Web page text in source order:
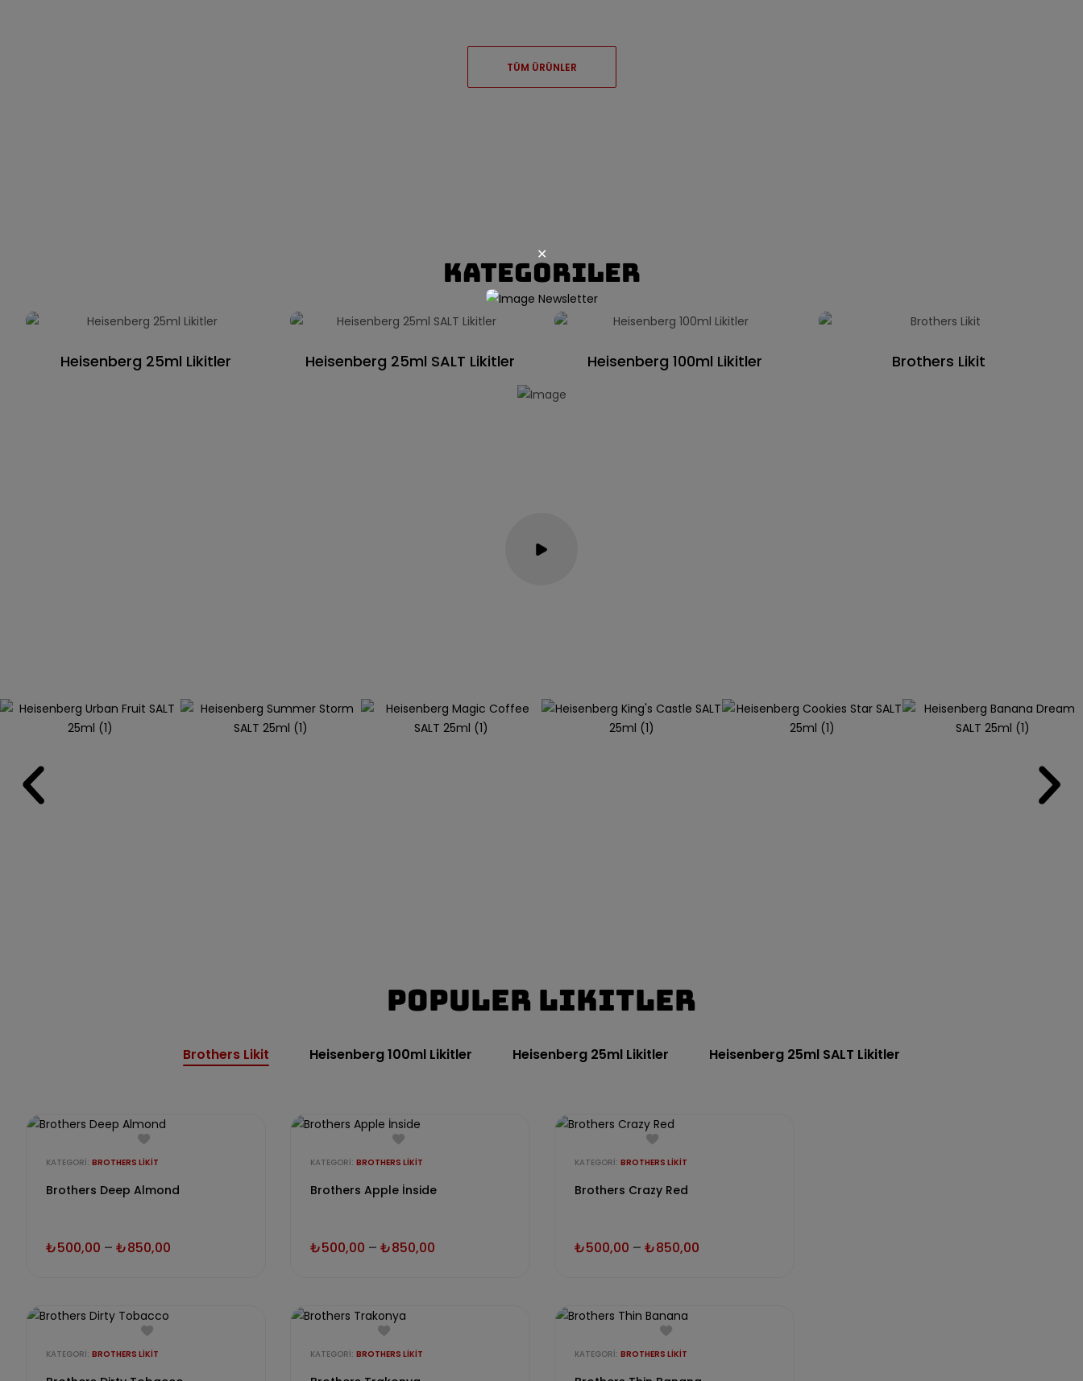
TÜM ÜRÜNLER
Kategoriler
Heisenberg 25ml Likitler Heisenberg 25ml SALT Likitler Heisenberg 100ml Likitler Brothers Likit
Populer Likitler
Brothers Likit Heisenberg 100ml Likitler Heisenberg 25ml Likitler Heisenberg 25ml SALT Likitler
KATEGORI: BROTHERS LIKIT
Brothers Deep Almond
₺500,00 – ₺850,00
KATEGORI: BROTHERS LIKIT
KATEGORI: BROTHERS LIKIT
Brothers Apple İnside
₺500,00 – ₺850,00
KATEGORI: BROTHERS LIKIT
KATEGORI: BROTHERS LIKIT
Brothers Crazy Red
₺500,00 – ₺850,00
KATEGORI: BROTHERS LIKIT
✕